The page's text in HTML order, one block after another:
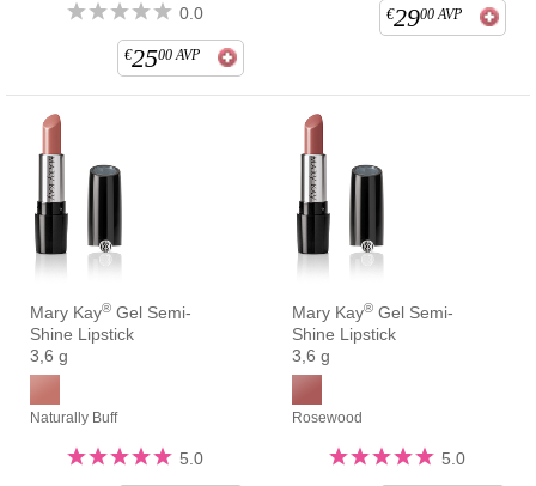
0.0
€2500 AVP
€2900 AVP
Mary Kay® Gel Semi-
Shine Lipstick
3,6 g
Naturally Buff
5.0
Mary Kay® Gel Semi-
Shine Lipstick
3,6 g
Rosewood
5.0